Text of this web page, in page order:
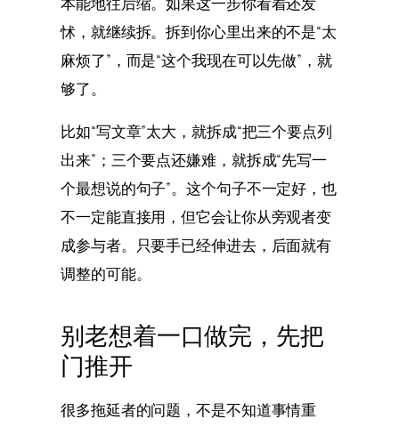
怵，就继续拆。拆到你心里出来的不是“太
麻烦了”，而是“这个我现在可以先做”，就
够了。
比如“写文章”太大，就拆成“把三个要点列
出来”；三个要点还嫌难，就拆成“先写一
个最想说的句子”。这个句子不一定好，也
不一定能直接用，但它会让你从旁观者变
成参与者。只要手已经伸进去，后面就有
调整的可能。
别老想着一口做完，先把
门推开
很多拖延者的问题，不是不知道事情重